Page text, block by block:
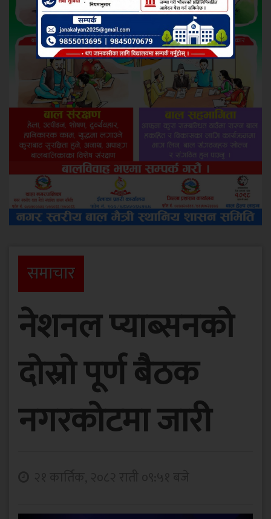
समाचार
नेशनल प्याब्सनको
दोस्रो पूर्ण बैठक
नगरकाेटमा जारी